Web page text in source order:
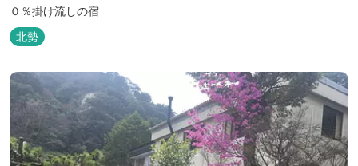
０％掛け流しの宿
北勢